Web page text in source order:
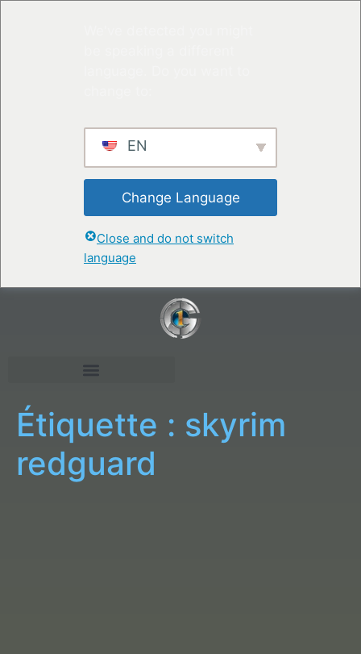
EN
Change Language
Close and do not switch
language
Étiquette : skyrim
redguard